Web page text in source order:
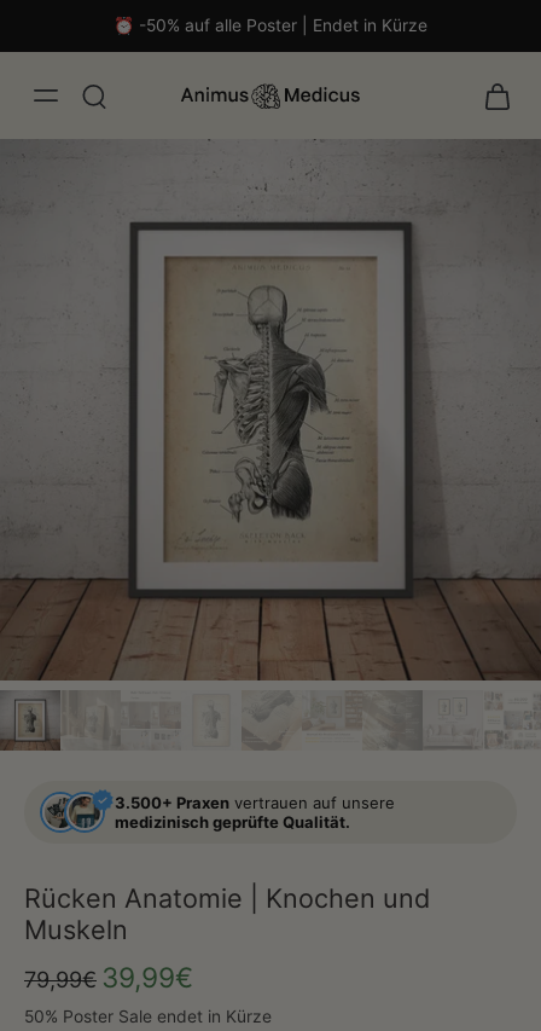
⏰ -50% auf alle Poster | Endet in Kürze
3.500+ Praxen vertrauen auf unsere
medizinisch geprüfte Qualität.
Rücken Anatomie | Knochen und
Muskeln
79,99€ 39,99€
50% Poster Sale endet in Kürze